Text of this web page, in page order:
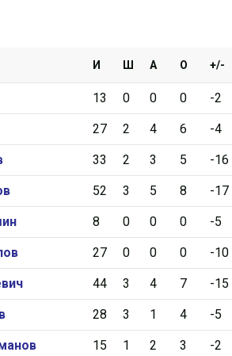
МХК Спартак-МАХ
СМО МХК Атлант
И Ш А О +/-
13 0 0 0 -2
27 2 4 6 -4
33 2 3 5 -16
52 3 5 8 -17
8 0 0 0 -5
27 0 0 0 -10
44 3 4 7 -15
28 3 1 4 -5
15 1 2 3 -2